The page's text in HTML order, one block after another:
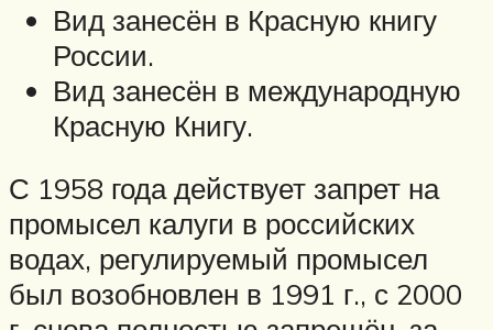
Вид занесён в Красную книгу
России.
Вид занесён в международную
Красную Книгу.
С 1958 года действует запрет на
промысел калуги в российских
водах, регулируемый промысел
был возобновлен в 1991 г., с 2000